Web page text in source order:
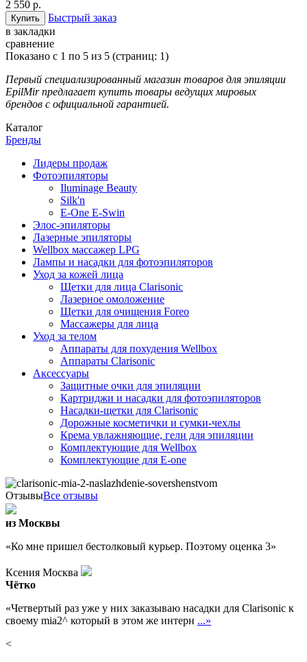
2 550 р.
Быстрый заказ
в закладки
сравнение
Показано с 1 по 5 из 5 (страниц: 1)
Первый специализированный магазин товаров для эпиляции
EpilMir предлагает купить товары ведущих мировых
брендов с официальной гарантией.
Каталог
Бренды
Лидеры продаж
Фотоэпиляторы
Iluminage Beauty
Silk'n
E-One E-Swin
Элос-эпиляторы
Лазерные эпиляторы
Wellbox массажер LPG
Лампы и насадки для фотоэпиляторов
Уход за кожей лица
Щетки для лица Clarisonic
Лазерное омоложение
Щетки для очищения Foreo
Массажеры для лица
Уход за телом
Аппараты для похудения Wellbox
Аппараты Clarisonic
Аксессуары
Защитные очки для эпиляции
Картриджи и насадки для фотоэпиляторов
Насадки-щетки для Clarisonic
Дорожные косметички и сумки-чехлы
Крема увлажняющие, гели для эпиляции
Комплектующие для Wellbox
Комплектующие для E-one
ОтзывыВсе отзывы
из Москвы
«Ко мне пришел бестолковый курьер. Поэтому оценка 3»
Ксения Москва
Чётко
«Четвертый раз уже у них заказываю насадки для Clarisonic к
своему mia2^ который в этом же интерн ...»
<